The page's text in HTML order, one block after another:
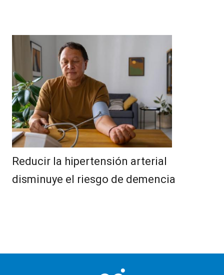
Reducir la hipertensión arterial
disminuye el riesgo de demencia